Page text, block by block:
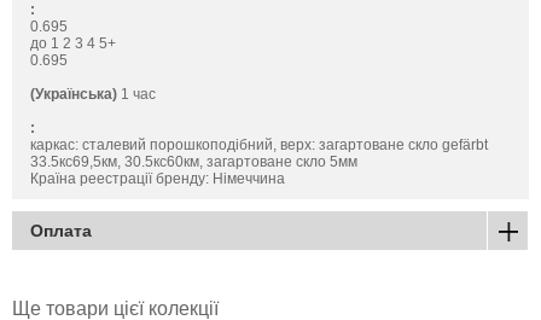
:
0.695
до 1 2 3 4 5+
0.695
(Українська) 1 час
:
каркас: сталевий порошкоподібний, верх: загартоване скло gefärbt
33.5кс69,5км, 30.5кс60км, загартоване скло 5мм
Країна реестрації бренду: Німеччина
Оплата
Ще товари цієї колекції